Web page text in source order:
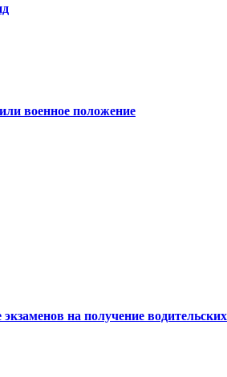
военное положение
на получение